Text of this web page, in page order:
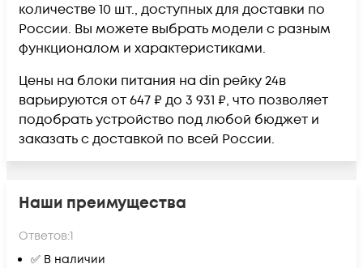
количестве 10 шт., доступных для доставки по
России. Вы можете выбрать модели с разным
функционалом и характеристиками.
Цены на блоки питания на din рейку 24в
варьируются от 647 ₽ до 3 931 ₽, что позволяет
подобрать устройство под любой бюджет и
заказать с доставкой по всей России.
Наши преимущества
Ответов:1
✅ В наличии